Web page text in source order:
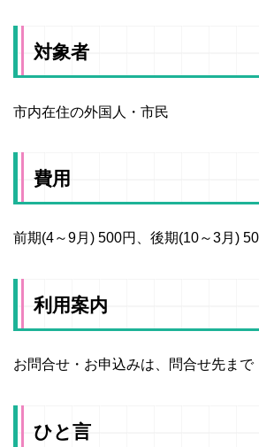
対象者
市内在住の外国人・市民
費用
前期(4～9月) 500円、後期(10～3月)
利用案内
お問合せ・お申込みは、問合せ先まで
ひと言